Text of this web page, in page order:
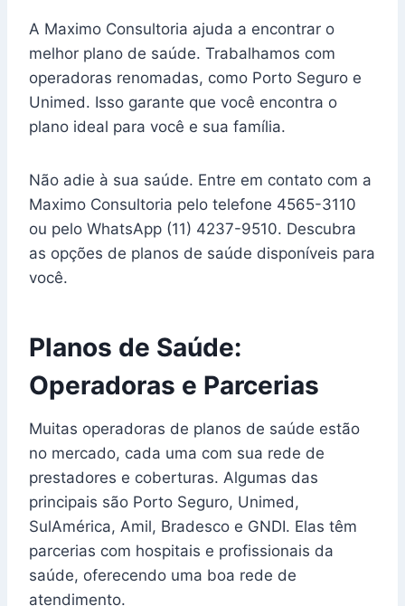
A Maximo Consultoria ajuda a encontrar o
melhor plano de saúde. Trabalhamos com
operadoras renomadas, como Porto Seguro e
Unimed. Isso garante que você encontra o
plano ideal para você e sua família.
Não adie à sua saúde. Entre em contato com a
Maximo Consultoria pelo telefone 4565-3110
ou pelo WhatsApp (11) 4237-9510. Descubra
as opções de planos de saúde disponíveis para
você.
Planos de Saúde:
Operadoras e Parcerias
Muitas operadoras de planos de saúde estão
no mercado, cada uma com sua rede de
prestadores e coberturas. Algumas das
principais são Porto Seguro, Unimed,
SulAmérica, Amil, Bradesco e GNDI. Elas têm
parcerias com hospitais e profissionais da
saúde, oferecendo uma boa rede de
atendimento.